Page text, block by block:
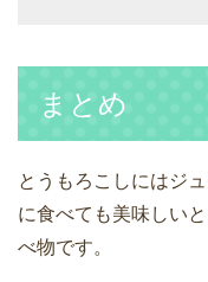
まとめ
とうもろこしにはジ
に食べても美味しい
べ物です。